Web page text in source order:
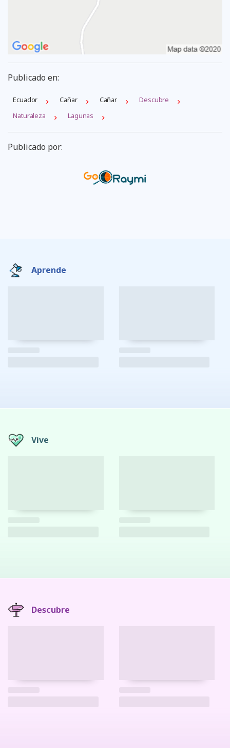
Publicado en:
Ecuador Cañar Cañar
Descubre
Naturaleza
Lagunas
Publicado por:
Aprende
Vive
Descubre